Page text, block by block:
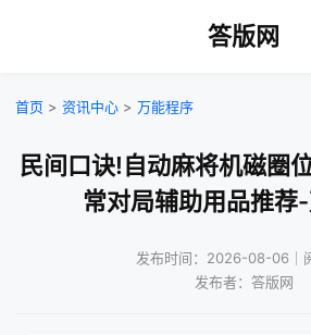
答版网
首页 > 资讯中心 > 万能程序
民间口诀!自动麻将机磁圈
常对局辅助用品推荐
发布时间：2026-08-06｜
发布者：答版网